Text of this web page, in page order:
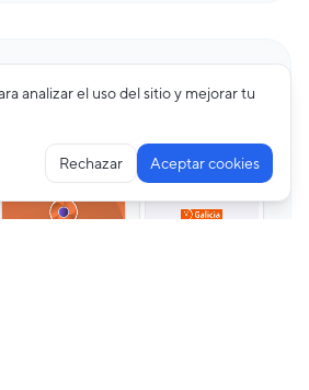
analizar el uso del sitio y mejorar tu
Rechazar Aceptar cookies